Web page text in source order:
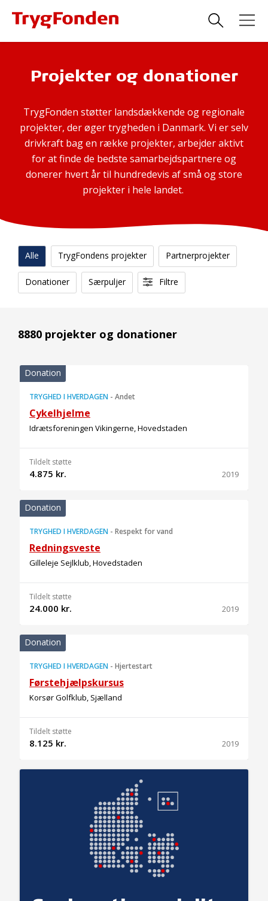
Projekter og donationer
TrygFonden støtter landsdækkende og regionale
projekter, der øger trygheden i Danmark. Vi er selv
drivkraft bag en række projekter, arbejder aktivt
for at finde de bedste samarbejdspartnere og
donerer hvert år til hundredevis af små og store
projekter i hele landet.
Alle TrygFondens projekter Partnerprojekter
Donationer Særpuljer Filtre
8880 projekter og donationer
Donation
TRYGHED I HVERDAGEN - Andet
Cykelhjelme
Idrætsforeningen Vikingerne, Hovedstaden
Tildelt støtte
4.875 kr. 2019
Donation
TRYGHED I HVERDAGEN - Respekt for vand
Redningsveste
Gilleleje Sejlklub, Hovedstaden
Tildelt støtte
24.000 kr. 2019
Donation
TRYGHED I HVERDAGEN - Hjertestart
Førstehjælpskursus
Korsør Golfklub, Sjælland
Tildelt støtte
8.125 kr. 2019